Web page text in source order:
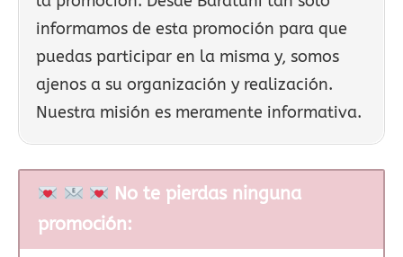
informamos de esta promoción para que
puedas participar en la misma y, somos
ajenos a su organización y realización.
Nuestra misión es meramente informativa.
No te pierdas ninguna
promoción: